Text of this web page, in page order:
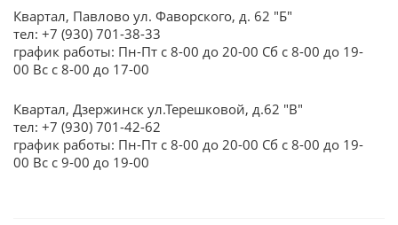
Квартал, Павлово ул. Фаворского, д. 62 "Б"
тел: +7 (930) 701-38-33
график работы: Пн-Пт с 8-00 до 20-00 Сб с 8-00 до 19-
00 Вс с 8-00 до 17-00
Квартал, Дзержинск ул.Терешковой, д.62 "В"
тел: +7 (930) 701-42-62
график работы: Пн-Пт с 8-00 до 20-00 Сб с 8-00 до 19-
00 Вс с 9-00 до 19-00